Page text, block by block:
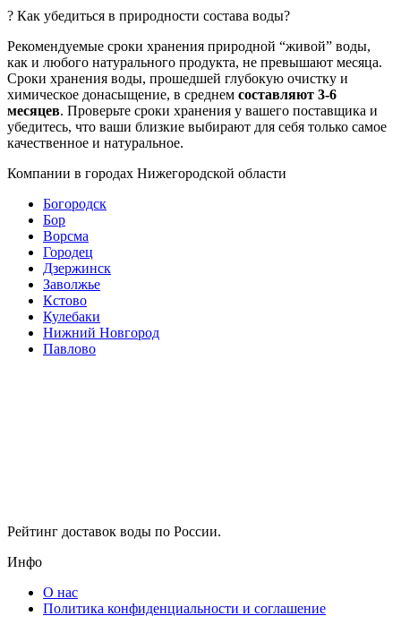
? Как убедиться в природности состава воды?
Рекомендуемые сроки хранения природной “живой” воды,
как и любого натурального продукта, не превышают месяца.
Сроки хранения воды, прошедшей глубокую очистку и
химическое донасыщение, в среднем составляют 3-6
месяцев. Проверьте сроки хранения у вашего поставщика и
убедитесь, что ваши близкие выбирают для себя только самое
качественное и натуральное.
Компании в городах Нижегородской области
Богородск
Бор
Ворсма
Городец
Дзержинск
Заволжье
Кстово
Кулебаки
Нижний Новгород
Павлово
Рейтинг доставок воды по России.
Инфо
О нас
Политика конфиденциальности и соглашение